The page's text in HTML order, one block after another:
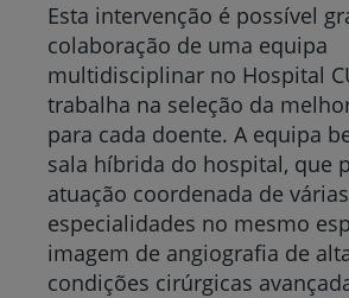
Esta intervenção é possível
colaboração de uma equipa
multidisciplinar no Hospital
trabalha na seleção da
para cada doente. A equipa
sala híbrida do hospital, que
atuação coordenada de várias
especialidades no mesmo
imagem de angiografia de
condições cirúrgicas